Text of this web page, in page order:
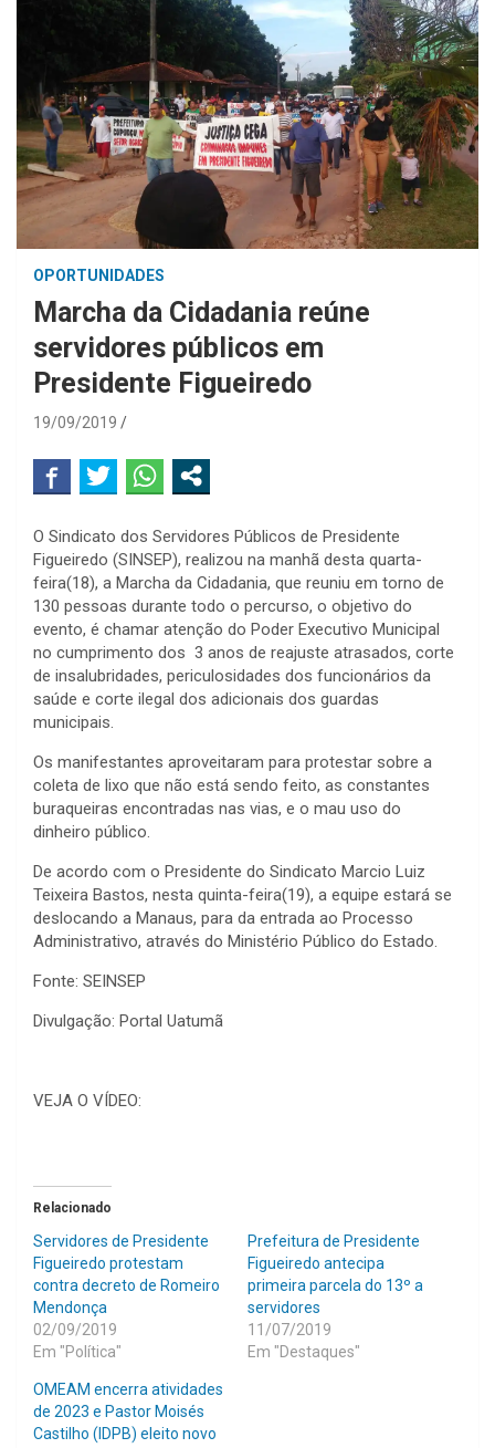
OPORTUNIDADES
Marcha da Cidadania reúne
servidores públicos em
Presidente Figueiredo
19/09/2019
O Sindicato dos Servidores Públicos de Presidente
Figueiredo (SINSEP), realizou na manhã desta quarta-
feira(18), a Marcha da Cidadania, que reuniu em torno de
130 pessoas durante todo o percurso, o objetivo do
evento, é chamar atenção do Poder Executivo Municipal
no cumprimento dos 3 anos de reajuste atrasados, corte
de insalubridades, periculosidades dos funcionários da
saúde e corte ilegal dos adicionais dos guardas
municipais.
Os manifestantes aproveitaram para protestar sobre a
coleta de lixo que não está sendo feito, as constantes
buraqueiras encontradas nas vias, e o mau uso do
dinheiro público.
De acordo com o Presidente do Sindicato Marcio Luiz
Teixeira Bastos, nesta quinta-feira(19), a equipe estará se
deslocando a Manaus, para da entrada ao Processo
Administrativo, através do Ministério Público do Estado.
Fonte: SEINSEP
Divulgação: Portal Uatumã
VEJA O VÍDEO:
Relacionado
Servidores de Presidente
Figueiredo protestam
contra decreto de Romeiro
Mendonça
02/09/2019
Em "Política"
Prefeitura de Presidente
Figueiredo antecipa
primeira parcela do 13º a
servidores
11/07/2019
Em "Destaques"
OMEAM encerra atividades
de 2023 e Pastor Moisés
Castilho (IDPB) eleito novo